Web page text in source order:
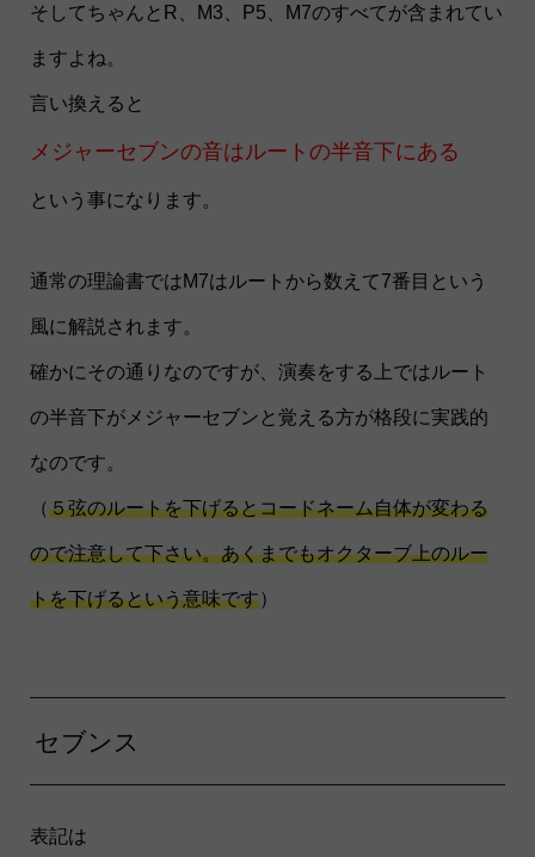
そしてちゃんとR、M3、P5、M7のすべてが含まれてい
ますよね。
言い換えると
メジャーセブンの音はルートの半音下にある
という事になります。
通常の理論書ではM7はルートから数えて7番目という
風に解説されます。
確かにその通りなのですが、演奏をする上ではルート
の半音下がメジャーセブンと覚える方が格段に実践的
なのです。
（５弦のルートを下げるとコードネーム自体が変わる
ので注意して下さい。あくまでもオクターブ上のルー
トを下げるという意味です）
セブンス
表記は